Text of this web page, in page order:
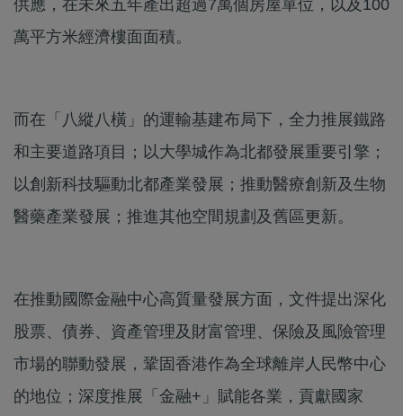
供應，在未來五年產出超過7萬個房屋單位，以及100
萬平方米經濟樓面面積。
而在「八縱八橫」的運輸基建布局下，全力推展鐵路
和主要道路項目；以大學城作為北都發展重要引擎；
以創新科技驅動北都產業發展；推動醫療創新及生物
醫藥產業發展；推進其他空間規劃及舊區更新。
在推動國際金融中心高質量發展方面，文件提出深化
股票、債券、資產管理及財富管理、保險及風險管理
市場的聯動發展，鞏固香港作為全球離岸人民幣中心
的地位；深度推展「金融+」賦能各業，貢獻國家